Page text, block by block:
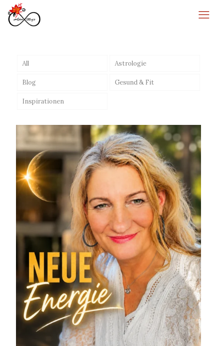
All Astrologie
Blog Gesund & Fit
Inspirationen